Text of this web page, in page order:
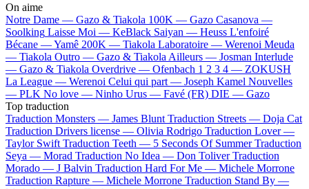
On aime
Notre Dame — Gazo & Tiakola 100K — Gazo Casanova —
Soolking Laisse Moi — KeBlack Saiyan — Heuss L'enfoiré
Bécane —Yamê 200K — Tiakola Laboratoire — Werenoi Meuda
— Tiakola Outro — Gazo & Tiakola Ailleurs — Josman Interlude
— Gazo & Tiakola Overdrive — Ofenbach 1 2 3 4 — ZOKUSH
La League — Werenoi Celui qui part — Joseph Kamel Nouvelles
— PLK No love — Ninho Urus — Favé (FR) DIE — Gazo
Top traduction
Traduction Monsters — James Blunt Traduction Streets — Doja Cat
Traduction Drivers license — Olivia Rodrigo Traduction Lover —
Taylor Swift Traduction Teeth — 5 Seconds Of Summer Traduction
Seya — Morad Traduction No Idea — Don Toliver Traduction
Morado — J Balvin Traduction Hard For Me — Michele Morrone
Traduction Rapture — Michele Morrone Traduction Stand By —